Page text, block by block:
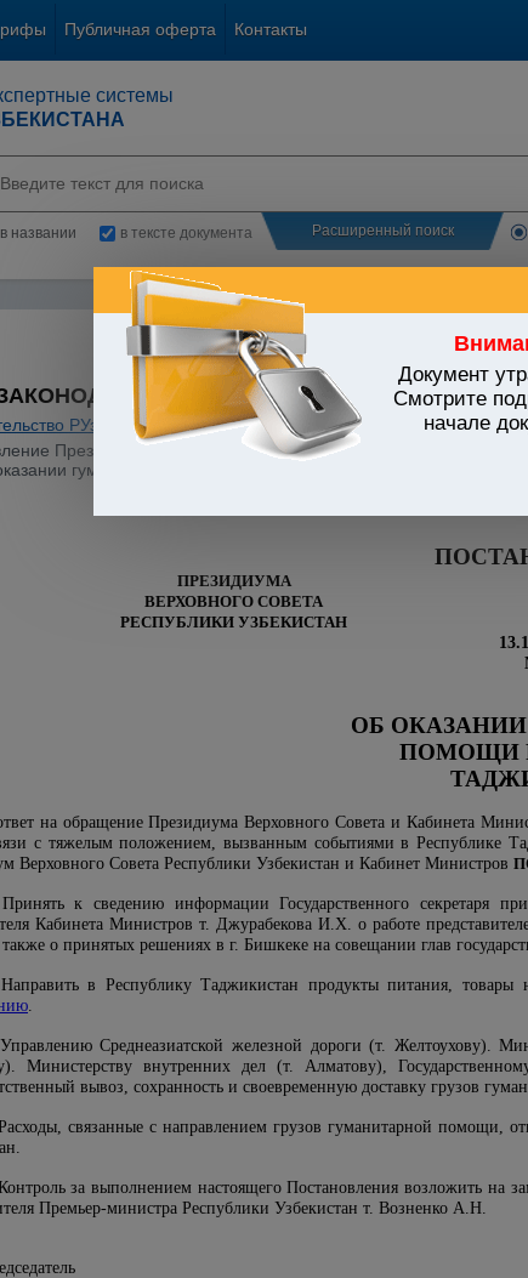
Публичная оферта Контакты
системы
в названии в тексте документа Расширенный поиск
Документ
Смотрите
начале
УЗБЕКИСТАНА
РУз Международные отношения / Утратившие силу
Президиума Верховного Совета Республики Узбекистан
гуманитарной помощи Республике Таджикистан"
ПРЕЗИДИУМА
ВЕРХОВНОГО СОВЕТА
РЕСПУБЛИКИ УЗБЕКИСТАН
ОБ
ПОМОЩИ
на обращение Президиума Верховного Совета и Кабинета
с тяжелым положением, вызванным событиями в Республике
Верховного Совета Республики Узбекистан и Кабинет Министров
к сведению информации Государственного секретаря
Кабинета Министров т. Джурабекова И.Х. о работе
также о принятых решениях в г. Бишкеке на совещании глав
в Республику Таджикистан продукты питания, товары
.
Среднеазиатской железной дороги (т. Желтоухову).
Министерству внутренних дел (т. Алматову),
вывоз, сохранность и своевременную доставку грузов
связанные с направлением грузов гуманитарной помощи,
за выполнением настоящего Постановления возложить на
Премьер-министра Республики Узбекистан т. Возненко А.Н.